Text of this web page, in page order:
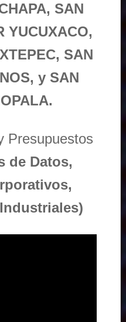
SAN
YUCUXACO,
SAN
y SAN
Presupuestos
de Datos,